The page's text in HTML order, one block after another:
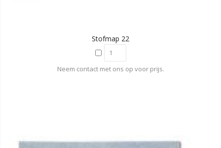
Stofmap 22
Neem contact met ons op voor prijs.